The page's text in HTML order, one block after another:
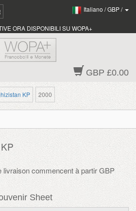
Italiano /GBP/
ORA DISPONIBILI SU WOPA+
GBP £0.00
KP 2000
livraison commencent à partir GBP
Sheet